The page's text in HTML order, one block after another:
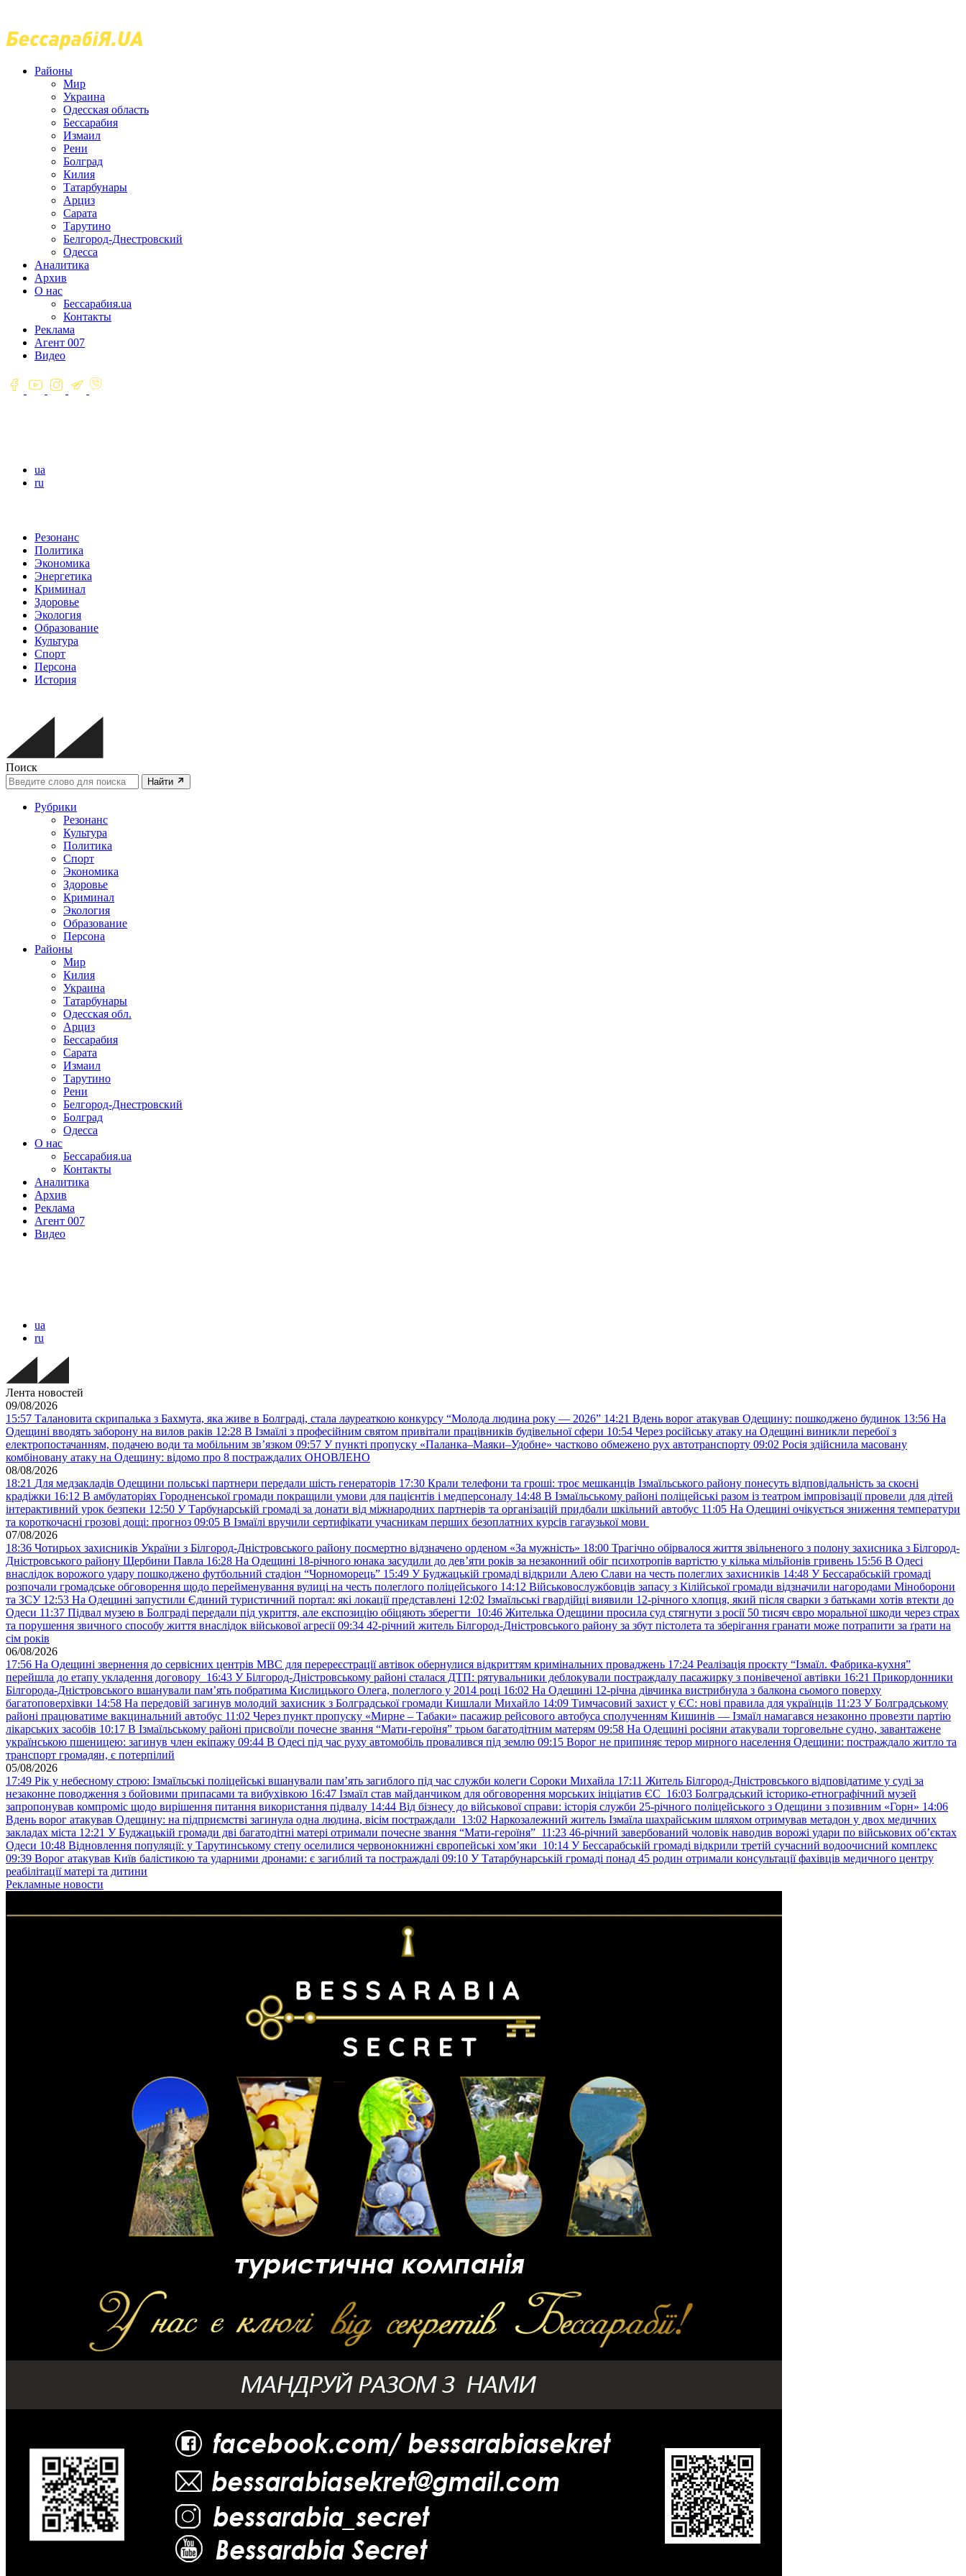
Районы
Мир
Украина
Одесская область
Бессарабия
Измаил
Рени
Болград
Килия
Татарбунары
Арциз
Сарата
Тарутино
Белгород-Днестровский
Одесса
Аналитика
Архив
О нас
Бессарабия.ua
Контакты
Реклама
Агент 007
Видео
ua
ru
Резонанс
Политика
Экономика
Энергетика
Криминал
Здоровье
Экология
Образование
Культура
Спорт
Персона
История
Поиск
Найти
Рубрики
Резонанс
Культура
Политика
Спорт
Экономика
Здоровье
Криминал
Экология
Образование
Персона
Районы
Мир
Килия
Украина
Татарбунары
Одесская обл.
Арциз
Бессарабия
Сарата
Измаил
Тарутино
Рени
Белгород-Днестровский
Болград
Одесса
О нас
Бессарабия.ua
Контакты
Аналитика
Архив
Реклама
Агент 007
Видео
ua
ru
Лента новостей
09/08/2026
15:57 Талановита скрипалька з Бахмута, яка живе в Болграді, стала лауреаткою конкурсу “Молода людина року — 2026” 14:21 Вдень ворог атакував Одещину: пошкоджено будинок 13:56 На
Одещині вводять заборону на вилов раків 12:28 В Ізмаїлі з професійним святом привітали працівників будівельної сфери 10:54 Через російську атаку на Одещині виникли перебої з
електропостачанням, подачею води та мобільним звʼязком 09:57 У пункті пропуску «Паланка–Маяки–Удобне» частково обмежено рух автотранспорту 09:02 Росія здійснила масовану
комбіновану атаку на Одещину: відомо про 8 постраждалих ОНОВЛЕНО
08/08/2026
18:21 Для медзакладів Одещини польські партнери передали шість генераторів 17:30 Крали телефони та гроші: троє мешканців Ізмаїльського району понесуть відповідальність за скоєні
крадіжки 16:12 В амбулаторіях Городненської громади покращили умови для пацієнтів і медперсоналу 14:48 В Ізмаїльському районі поліцейські разом із театром імпровізації провели для дітей
інтерактивний урок безпеки 12:50 У Тарбунарській громаді за донати від міжнародних партнерів та організацій придбали шкільний автобус 11:05 На Одещині очікується зниження температури
та короткочасні грозові дощі: прогноз 09:05 В Ізмаїлі вручили сертифікати учасникам перших безоплатних курсів гагаузької мови
07/08/2026
18:36 Чотирьох захисників України з Білгород-Дністровського району посмертно відзначено орденом «За мужність» 18:00 Трагічно обірвалося життя звільненого з полону захисника з Білгород-
Дністровського району Щербини Павла 16:28 На Одещині 18-річного юнака засудили до дев’яти років за незаконний обіг психотропів вартістю у кілька мільйонів гривень 15:56 В Одесі
внаслідок ворожого удару пошкоджено футбольний стадіон “Чорноморець” 15:49 У Буджацькій громаді відкрили Алею Слави на честь полеглих захисників 14:48 У Бессарабській громаді
розпочали громадське обговорення щодо перейменування вулиці на честь полеглого поліцейського 14:12 Військовослужбовців запасу з Кілійської громади відзначили нагородами Міноборони
та ЗСУ 12:53 На Одещині запустили Єдиний туристичний портал: які локації представлені 12:02 Ізмаїльські гвардійці виявили 12-річного хлопця, який після сварки з батьками хотів втекти до
Одеси 11:37 Підвал музею в Болграді передали під укриття, але експозицію обіцяють зберегти 10:46 Жителька Одещини просила суд стягнути з росії 50 тисяч євро моральної шкоди через страх
та порушення звичного способу життя внаслідок військової агресії 09:34 42-річний житель Білгород-Дністровського району за збут пістолета та зберігання гранати може потрапити за ґрати на
сім років
06/08/2026
17:56 На Одещині звернення до сервісних центрів МВС для перереєстрації автівок обернулися відкриттям кримінальних проваджень 17:24 Реалізація проєкту “Ізмаїл. Фабрика-кухня”
перейшла до етапу укладення договору 16:43 У Білгород-Дністровському районі сталася ДТП: рятувальники деблокували постраждалу пасажирку з понівеченої автівки 16:21 Прикордонники
Білгорода-Дністровського вшанували пам’ять побратима Кислицького Олега, полеглого у 2014 році 16:02 На Одещині 12-річна дівчинка вистрибнула з балкона сьомого поверху
багатоповерхівки 14:58 На передовій загинув молодий захисник з Болградської громади Кишлали Михайло 14:09 Тимчасовий захист у ЄС: нові правила для українців 11:23 У Болградському
районі працюватиме вакцинальний автобус 11:02 Через пункт пропуску «Мирне – Табаки» пасажир рейсового автобуса сполученням Кишинів — Ізмаїл намагався незаконно провезти партію
лікарських засобів 10:17 В Ізмаїльському районі присвоїли почесне звання “Мати-героїня” трьом багатодітним матерям 09:58 На Одещині росіяни атакували торговельне судно, завантажене
українською пшеницею: загинув член екіпажу 09:44 В Одесі під час руху автомобіль провалився під землю 09:15 Ворог не припиняє терор мирного населення Одещини: постраждало житло та
транспорт громадян, є потерпілий
05/08/2026
17:49 Рік у небесному строю: Ізмаїльські поліцейські вшанували пам’ять загиблого під час служби колеги Сороки Михайла 17:11 Житель Білгород-Дністровського відповідатиме у суді за
незаконне поводження з бойовими припасами та вибухівкою 16:47 Ізмаїл став майданчиком для обговорення морських ініціатив ЄС 16:03 Болградський історико-етнографічний музей
запропонував компроміс щодо вирішення питання використання підвалу 14:44 Від бізнесу до військової справи: історія служби 25-річного поліцейського з Одещини з позивним «Горн» 14:06
Вдень ворог атакував Одещину: на підприємстві загинула одна людина, вісім постраждали 13:02 Наркозалежний житель Ізмаїла шахрайським шляхом отримував метадон у двох медичних
закладах міста 12:21 У Буджацькій громади дві багатодітні матері отримали почесне звання “Мати-героїня” 11:23 46-річний завербований чоловік наводив ворожі удари по військових обʼєктах
Одеси 10:48 Відновлення популяції: у Тарутинському степу оселилися червонокнижні європейські хом’яки 10:14 У Бессарабській громаді відкрили третій сучасний водоочисний комплекс
09:39 Ворог атакував Київ балістикою та ударними дронами: є загиблий та постраждалі 09:10 У Татарбунарській громаді понад 45 родин отримали консультації фахівців медичного центру
реабілітації матері та дитини
Рекламные новости